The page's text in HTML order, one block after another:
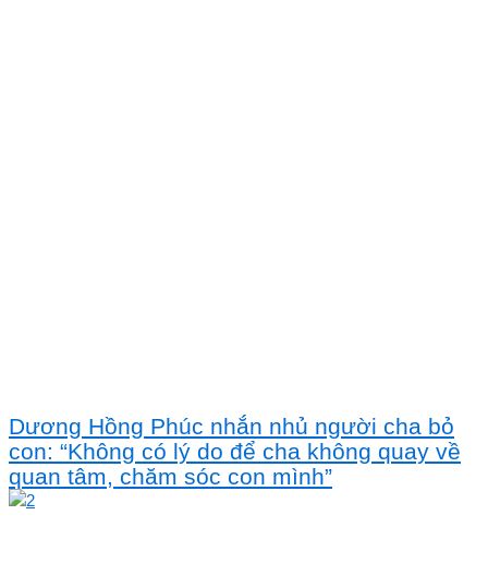
Dương Hồng Phúc nhắn nhủ người cha bỏ
con: “Không có lý do để cha không quay về
quan tâm, chăm sóc con mình”